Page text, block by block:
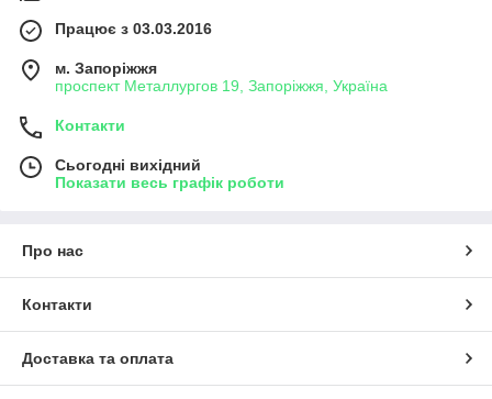
Працює з 03.03.2016
м. Запоріжжя
проспект Металлургов 19, Запоріжжя, Україна
Контакти
Сьогодні вихідний
Показати весь графік роботи
Про нас
Контакти
Доставка та оплата